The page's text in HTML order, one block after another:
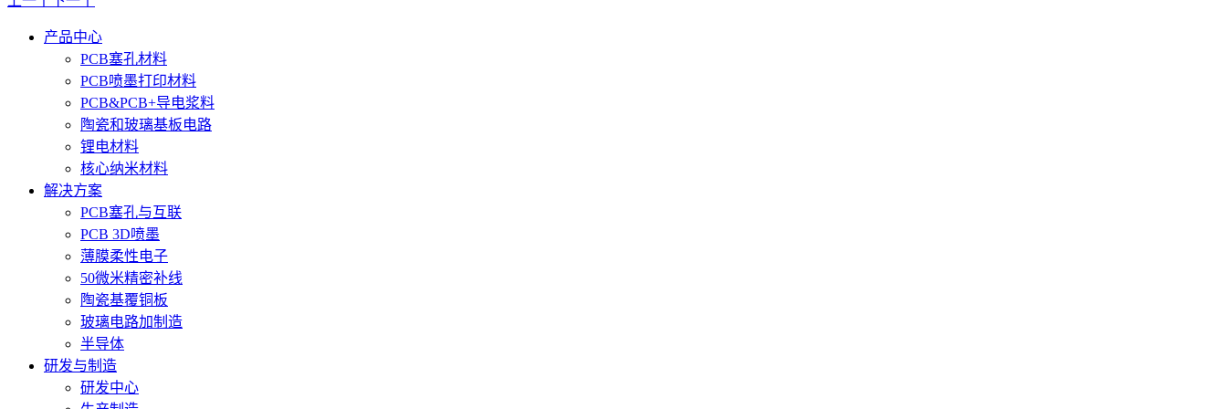
产品中心
PCB塞孔材料
PCB喷墨打印材料
PCB&PCB+导电浆料
陶瓷和玻璃基板电路
锂电材料
核心纳米材料
解决方案
PCB塞孔与互联
PCB 3D喷墨
薄膜柔性电子
50微米精密补线
陶瓷基覆铜板
玻璃电路加制造
半导体
研发与制造
研发中心